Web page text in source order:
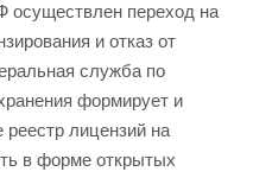
осуществлен переход на
и отказ от
служба по
формирует и
реестр лицензий на
в форме открытых